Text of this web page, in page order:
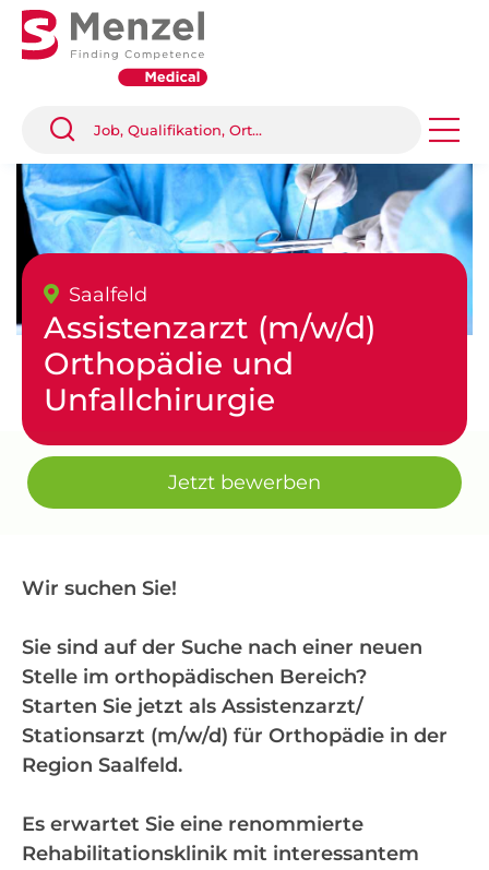
Saalfeld
Assistenzarzt (m/w/d)
Orthopädie und
Unfallchirurgie
Jetzt bewerben
Wir suchen Sie!
Sie sind auf der Suche nach einer neuen
Stelle im orthopädischen Bereich?
Starten Sie jetzt als Assistenzarzt/
Stationsarzt (m/w/d) für Orthopädie in der
Region Saalfeld.
Es erwartet Sie eine renommierte
Rehabilitationsklinik mit interessantem